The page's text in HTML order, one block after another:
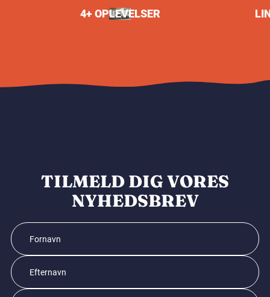
4+ OPLEVELSER
TILMELD DIG VORES
NYHEDSBREV